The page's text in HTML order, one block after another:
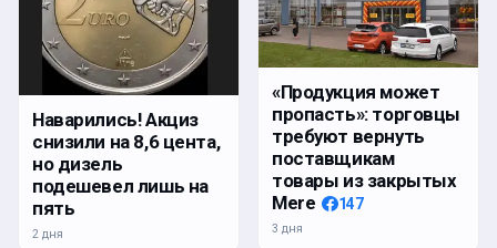
Наварились! Акциз
снизили на 8,6 цента,
но дизель
подешевел лишь на
пять
2 дня
«Продукция может
пропасть»: торговцы
требуют вернуть
поставщикам
товары из закрытых
Mere
147
3 дня